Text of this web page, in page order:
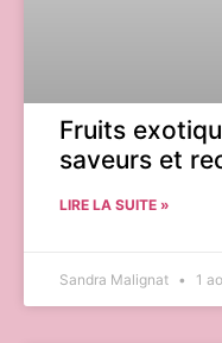
Fruits
saveurs et
LIRE LA SUITE »
Sandra Malignat 1